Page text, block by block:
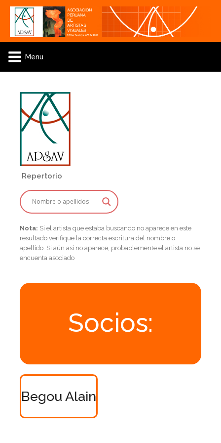
Menu
Repertorio
Nota: Si el artista que estaba buscando no aparece en este
resultado verifique la correcta escritura del nombre o
apellido. Si aún asi no aparece, probablemente el artista no se
encuenta asociado
Socios:
Begou Alain